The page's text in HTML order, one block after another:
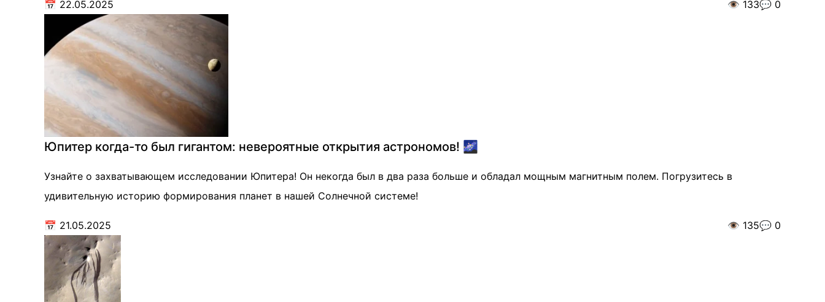
📅 22.05.2025 👁️ 133💬 0
Юпитер когда-то был гигантом: невероятные открытия астрономов! 🌌
Узнайте о захватывающем исследовании Юпитера! Он некогда был в два раза больше и обладал мощным магнитным полем. Погрузитесь в
удивительную историю формирования планет в нашей Солнечной системе!
📅 21.05.2025 👁️ 135💬 0